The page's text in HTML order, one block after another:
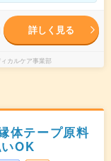
詳しく見る
カルケア事業部
体テープ原料
OK